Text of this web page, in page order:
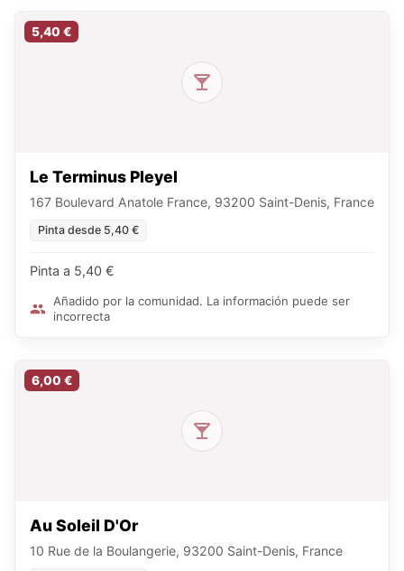
5,40 €
Le Terminus Pleyel
167 Boulevard Anatole France, 93200 Saint-Denis, France
Pinta desde 5,40 €
Pinta a 5,40 €
Añadido por la comunidad. La información puede ser
incorrecta
6,00 €
Au Soleil D'Or
10 Rue de la Boulangerie, 93200 Saint-Denis, France